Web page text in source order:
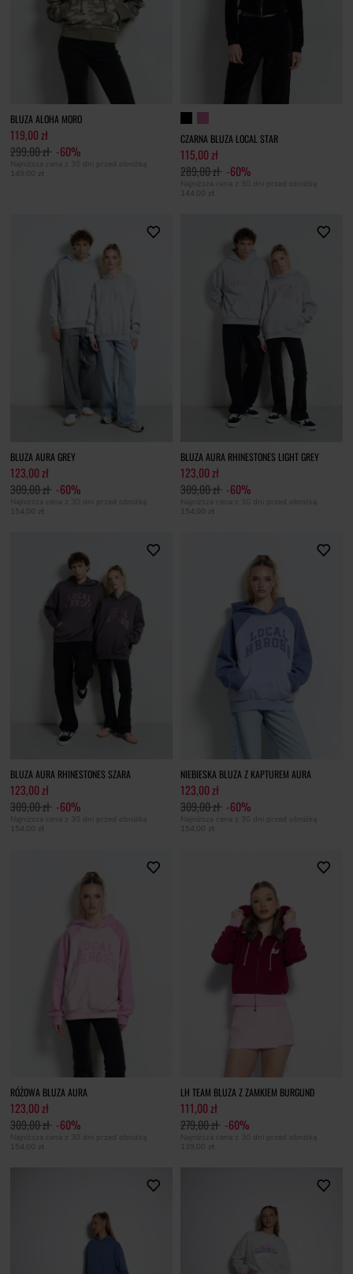
BLUZA ALOHA MORO
119,00 zł
299,00 zł -60%
Najniższa cena z 30 dni przed obniżką
149,00 zł
CZARNA BLUZA LOCAL STAR
115,00 zł
289,00 zł -60%
Najniższa cena z 30 dni przed obniżką
144,00 zł
BLUZA AURA GREY
123,00 zł
309,00 zł -60%
Najniższa cena z 30 dni przed obniżką
154,00 zł
BLUZA AURA RHINESTONES LIGHT GREY
123,00 zł
309,00 zł -60%
Najniższa cena z 30 dni przed obniżką
154,00 zł
BLUZA AURA RHINESTONES SZARA
123,00 zł
309,00 zł -60%
Najniższa cena z 30 dni przed obniżką
154,00 zł
NIEBIESKA BLUZA Z KAPTUREM AURA
123,00 zł
309,00 zł -60%
Najniższa cena z 30 dni przed obniżką
154,00 zł
RÓŻOWA BLUZA AURA
123,00 zł
309,00 zł -60%
Najniższa cena z 30 dni przed obniżką
154,00 zł
LH TEAM BLUZA Z ZAMKIEM BURGUND
111,00 zł
279,00 zł -60%
Najniższa cena z 30 dni przed obniżką
139,00 zł